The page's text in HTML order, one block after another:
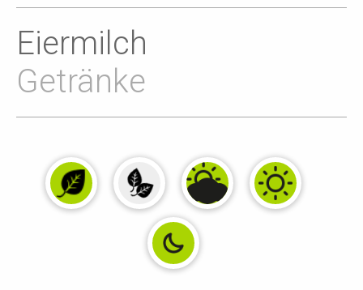
Eiermilch
Getränke